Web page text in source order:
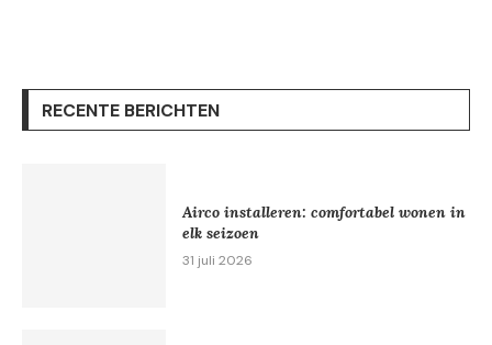
RECENTE BERICHTEN
Airco installeren: comfortabel wonen in
elk seizoen
31 juli 2026